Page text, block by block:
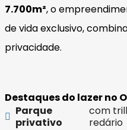
7.700m², o
de vida exclusivo,
privacidade.
Destaques do lazer no
Parque
privativo
com
redário